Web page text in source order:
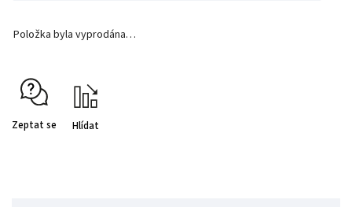
Položka byla vyprodána…
Zeptat se Hlídat